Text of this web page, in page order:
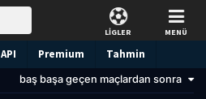
LİGLER MENÜ
API Premium Tahmin
baş başa geçen maçlardan sonra